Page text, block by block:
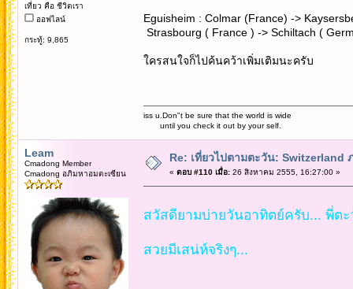
เที่ยว คือ ชีวิตเรา
ออฟไลน์
กระทู้: 9,865
Eguisheim : Colmar (France) ->
Strasbourg ( France ) -> Schiltach (
ใครสนใจก็ไปค้นคว้าเพิ่มเติมนะครับ
iss u.Don"t be sure that the world is wide
until you check it out by your self.
Leam
Cmadong Member
Cmadong อภิมหาอมตะเซียน
Re: เที่ยวไปตามตะวัน: Switzerland
« ตอบ #110 เมื่อ:26 สิงหาคม 2555, 16:27:00 »
สวัสดียามบ่ายวันอาทิตย์ครับ... พี่ต
สวยมีเสน่ห์จริงๆ...